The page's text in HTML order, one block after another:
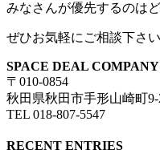
みなさんが優先するのは
ぜひお気軽にご相談下さい
SPACE DEAL COMPANY
〒010-0854
秋田県秋田市手形山崎町
TEL 018-807-5547
RECENT ENTRIES